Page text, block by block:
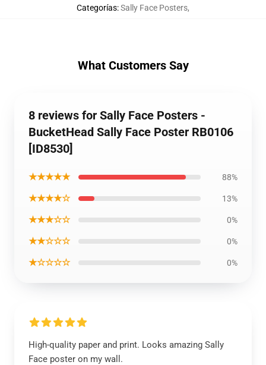
Categorías:Sally Face Posters,
What Customers Say
8 reviews for Sally Face Posters -
BucketHead Sally Face Poster RB0106
[ID8530]
★★★★★ 88%
★★★★☆ 13%
★★★☆☆ 0%
★★☆☆☆ 0%
★☆☆☆☆ 0%
High-quality paper and print. Looks amazing Sally
Face poster on my wall.